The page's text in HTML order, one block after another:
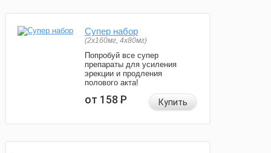
Супер набор
(2х160мг, 4х80мг)
Попробуй все супер
препараты для усиления
эрекции и продления
полового акта!
от 158Р Купить